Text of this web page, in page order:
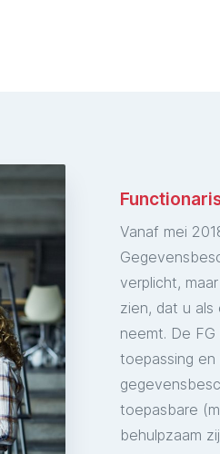
Vanaf mei
verplicht,
zien, dat u als
neemt. De
toepassing
toepasbare
behulpzaam